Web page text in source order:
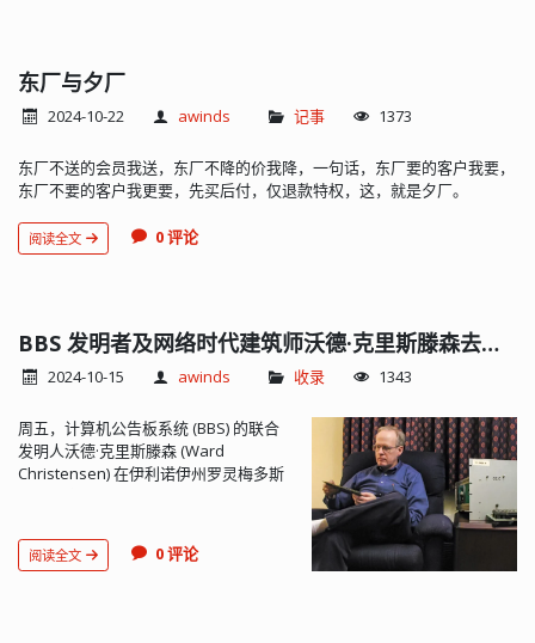
背后都有你们的身影。你们的智慧和创
背后的故事在这个特别的日子里，让我
个通宵达旦的夜晚，每一个调试代码的
瞬间，每一个成功的喜悦，都是你们成
东厂与夕厂
2024-10-22 awinds 记事 1373
东厂不送的会员我送，东厂不降的价我降，一句话，东厂要的客户我要，
东厂不要的客户我更要，先买后付，仅退款特权，这，就是夕厂。
阅读全文 0 评论
BBS 发明者及网络时代建筑师沃德·克里斯滕森去世，享年78岁
2024-10-15 awinds 收录 1343
周五，计算机公告板系统 (BBS) 的联合
发明人沃德·克里斯滕森 (Ward
Christensen) 在伊利诺伊州罗灵梅多斯
了第一个 BBS，引领了数字社区建设的
重要文化时代，这预示着我们当今在线
阅读全文 0 评论